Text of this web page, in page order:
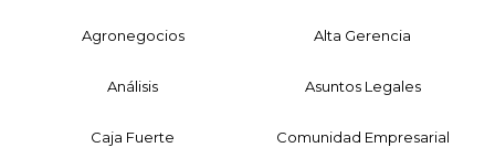
Agronegocios Alta Gerencia
Análisis Asuntos Legales
Caja Fuerte Comunidad Empresarial